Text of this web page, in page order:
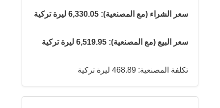
سعر الشراء (مع المصنعية): 6,330.05 ليرة تركية
سعر البيع (مع المصنعية): 6,519.95 ليرة تركية
تكلفة المصنعية: 468.89 ليرة تركية